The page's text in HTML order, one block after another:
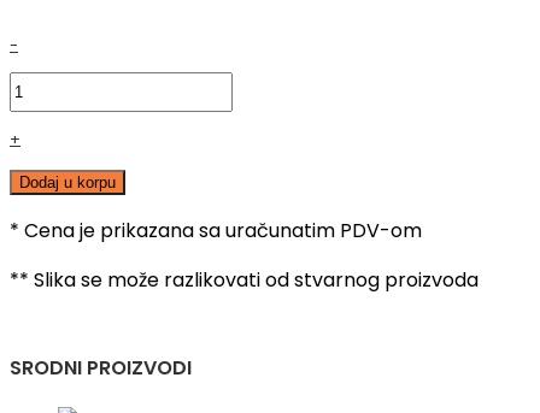
Alpex
cev
količina
-
+
Dodaj u korpu
* Cena je prikazana sa uračunatim PDV-om
** Slika se može razlikovati od stvarnog proizvoda
SRODNI PROIZVODI